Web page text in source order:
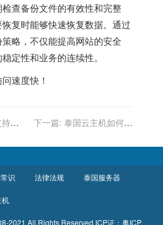
查备份文件的有效性和完整
复时能够快速恢复数据。通过
略，不仅能提高网站的安全
定性和业务的连续性。
速度快！
高
下一篇: 泰国云主机如何支
识 法律法规 泰国服务器
机
2021 All Rights Reserved ICP证： 粤ICP